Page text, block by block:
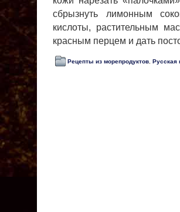
сбрызнуть лимонным
кислоты, рас­тительным
красным перцем и дать
Рецепты из морепродуктов Русская